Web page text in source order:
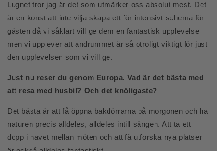
Lugnet tror jag är det som utmärker oss absolut mest. Det
är en konst att inte vilja skapa ett för intensivt schema för
gästen då vi såklart vill ge dem en fantastisk upplevelse
men vi upplever att andrummet är så otroligt viktigt för just
den upplevelsen som vi vill ge.
Just nu reser du genom Europa. Vad är det bästa med
att resa med husbil? Och det knöligaste?
Det bästa är att få öppna bakdörrarna på morgonen och ha
naturen precis alldeles, alldeles intill sängen. Att ta ett
dopp i havet mellan möten och att få utforska nya platser